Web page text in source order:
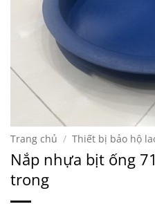
Trang chủ / Thiết bị bảo hộ
Nắp nhựa bịt ống
trong